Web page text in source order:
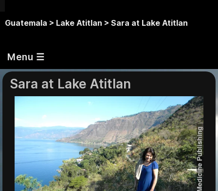
Guatemala > Lake Atitlan > Sara at Lake Atitlan
Menu ☰
Sara at Lake Atitlan